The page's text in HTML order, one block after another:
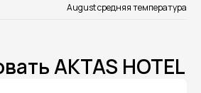
August средняя температура
AKTAS HOTEL